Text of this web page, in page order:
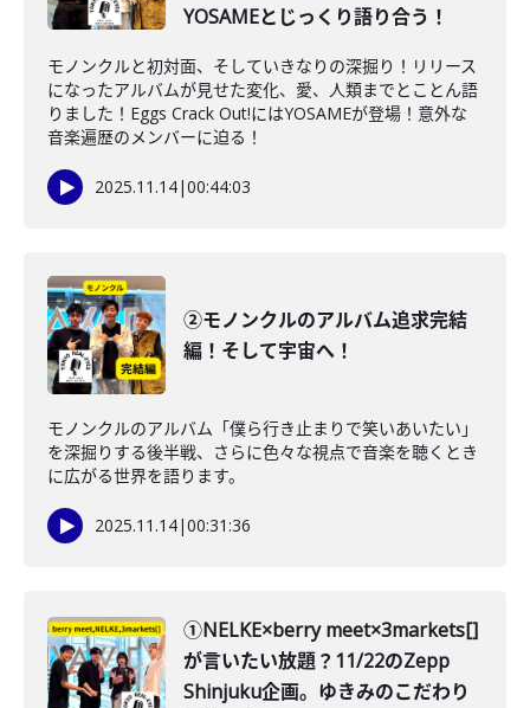
YOSAMEとじっくり語り合う！
モノンクルと初対面、そしていきなりの深掘り！リリース
になったアルバムが見せた変化、愛、人類までとことん語
りました！Eggs Crack Out!にはYOSAMEが登場！意外な
音楽遍歴のメンバーに迫る！
2025.11.14|00:44:03
②モノンクルのアルバム追求完結
編！そして宇宙へ！
モノンクルのアルバム「僕ら行き止まりで笑いあいたい」
を深掘りする後半戦、さらに色々な視点で音楽を聴くとき
に広がる世界を語ります。
2025.11.14|00:31:36
①NELKE×berry meet×3markets[]
が言いたい放題？11/22のZepp
Shinjuku企画。ゆきみのこだわり